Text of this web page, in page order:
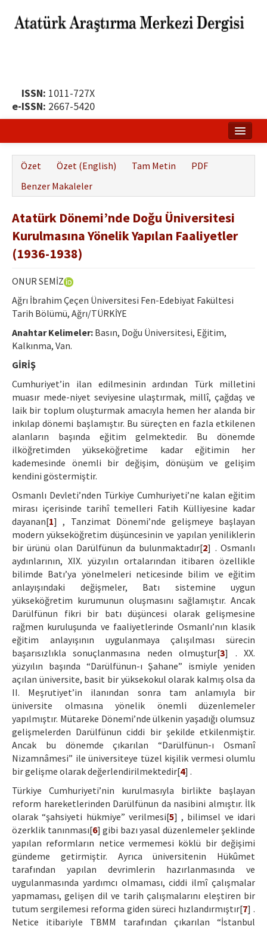
ISSN: 1011-727X
e-ISSN: 2667-5420
Yayın Politikası
Dergi Kurulları
Yazar Rehberi
Hakem Rehberi
İletişim
Özet Özet (English) Tam Metin
PDF
Benzer Makaleler
Atatürk Dönemi’nde Doğu Üniversitesi
Kurulmasına Yönelik Yapılan Faaliyetler
(1936-1938)
ONUR SEMİZ
Ağrı İbrahim Çeçen Üniversitesi Fen-Edebiyat Fakültesi
Tarih Bölümü, Ağrı/TÜRKİYE
Anahtar Kelimeler: Basın, Doğu Üniversitesi, Eğitim,
Kalkınma, Van.
GİRİŞ
Cumhuriyet’in ilan edilmesinin ardından Türk milletini
muasır mede-niyet seviyesine ulaştırmak, millî, çağdaş ve
laik bir toplum oluşturmak amacıyla hemen her alanda bir
inkılap dönemi başlamıştır. Bu süreçten en fazla etkilenen
alanların başında eğitim gelmektedir. Bu dönemde
ilköğretimden yükseköğretime kadar eğitimin her
kademesinde önemli bir değişim, dönüşüm ve gelişim
kendini göstermiştir.
Osmanlı Devleti’nden Türkiye Cumhuriyeti’ne kalan eğitim
mirası içerisinde tarihî temelleri Fatih Külliyesine kadar
dayanan[1] , Tanzimat Dönemi’nde gelişmeye başlayan
modern yükseköğretim düşüncesinin ve yapılan yeniliklerin
bir ürünü olan Darülfünun da bulunmaktadır[2] . Osmanlı
aydınlarının, XIX. yüzyılın ortalarından itibaren özellikle
bilimde Batı’ya yönelmeleri neticesinde bilim ve eğitim
anlayışındaki değişmeler, Batı sistemine uygun
yükseköğretim kurumunun oluşmasını sağlamıştır. Ancak
Darülfünun fikri bir batı düşüncesi olarak gelişmesine
rağmen kuruluşunda ve faaliyetlerinde Osmanlı’nın klasik
eğitim anlayışının uygulanmaya çalışılması sürecin
başarısızlıkla sonuçlanmasına neden olmuştur[3] . XX.
yüzyılın başında “Darülfünun-ı Şahane” ismiyle yeniden
açılan üniversite, basit bir yüksekokul olarak kalmış olsa da
II. Meşrutiyet’in ilanından sonra tam anlamıyla bir
üniversite olmasına yönelik önemli düzenlemeler
yapılmıştır. Mütareke Dönemi’nde ülkenin yaşadığı olumsuz
gelişmelerden Darülfünun ciddi bir şekilde etkilenmiştir.
Ancak bu dönemde çıkarılan “Darülfünun-ı Osmanî
Nizamnâmesi” ile üniversiteye tüzel kişilik vermesi olumlu
bir gelişme olarak değerlendirilmektedir[4] .
Türkiye Cumhuriyeti’nin kurulmasıyla birlikte başlayan
reform hareketlerinden Darülfünun da nasibini almıştır. İlk
olarak “şahsiyeti hükmiye” verilmesi[5] , bilimsel ve idari
özerklik tanınması[6] gibi bazı yasal düzenlemeler şeklinde
yapılan reformların netice vermemesi köklü bir değişimi
gündeme getirmiştir. Ayrıca üniversitenin Hükûmet
tarafından yapılan devrimlerin hazırlanmasında ve
uygulanmasında yardımcı olmaması, ciddi ilmî çalışmalar
yapmaması, gelişen dil ve tarih çalışmalarını eleştiren bir
tutum sergilemesi reforma giden süreci hızlandırmıştır[7] .
Netice itibariyle TBMM tarafından çıkarılan “İstanbul